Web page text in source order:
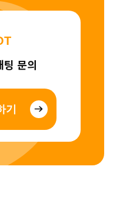
문의
기